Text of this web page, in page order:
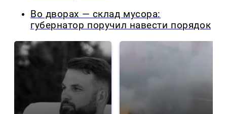
Во дворах — склад мусора:
губернатор поручил навести порядок